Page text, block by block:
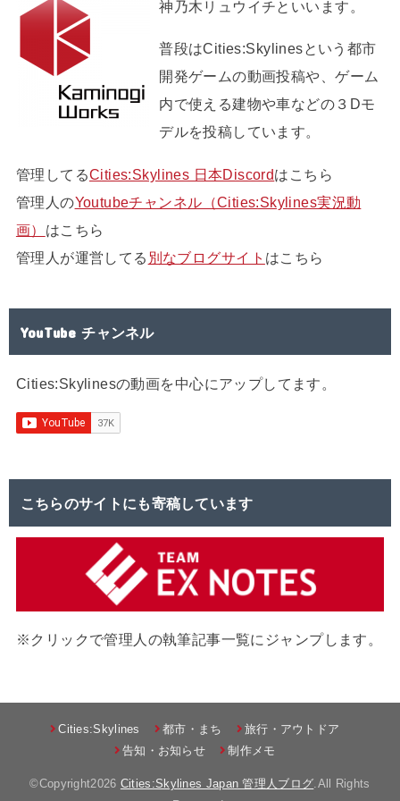
神乃木リュウイチといいます。
普段はCities:Skylinesという都市
開発ゲームの動画投稿や、ゲーム
内で使える建物や車などの３Dモ
デルを投稿しています。
管理してるCities:Skylines 日本Discordはこちら
管理人のYoutubeチャンネル（Cities:Skylines実況動
画） はこちら
管理人が運営してる 別なブログサイト はこちら
YouTube チャンネル
Cities:Skylinesの動画を中心にアップしてます。
こちらのサイトにも寄稿しています
※クリックで管理人の執筆記事一覧にジャンプします。
Cities:Skylines 都市・まち
旅行・アウトドア
告知・お知らせ
制作メモ
©Copyright2026 Cities:Skylines Japan 管理人ブログ .All Rights